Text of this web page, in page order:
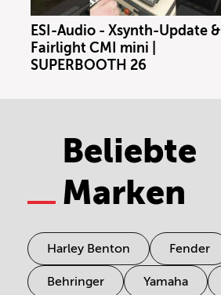
ESI-Audio - Xsynth-Update &
Fairlight CMI mini |
SUPERBOOTH 26
Beliebte
Marken
Harley Benton Fender
Behringer Yamaha